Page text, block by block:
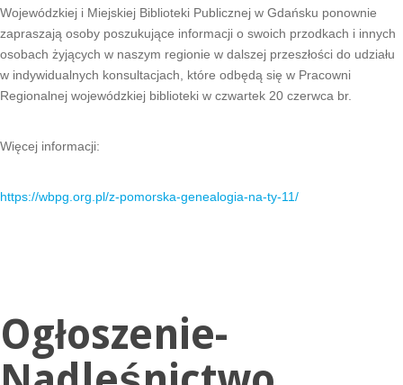
Wojewódzkiej i Miejskiej Biblioteki Publicznej w Gdańsku ponownie
zapraszają osoby poszukujące informacji o swoich przodkach i innych
osobach żyjących w naszym regionie w dalszej przeszłości do udziału
w indywidualnych konsultacjach, które odbędą się w Pracowni
Regionalnej wojewódzkiej biblioteki w czwartek 20 czerwca br.
Więcej informacji:
https://wbpg.org.pl/z-pomorska-genealogia-na-ty-11/
Ogłoszenie-